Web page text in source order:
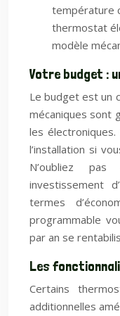
température
thermostat
modèle
Votre budget :
Le budget est un
mécaniques sont
les
l’installation si
N’oubliez
investissement
termes
programmable
par an se
Les
Certains
additionnelles